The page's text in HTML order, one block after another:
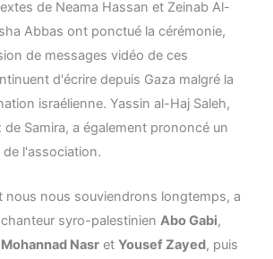
de Neama Hassan et Zeinab Al-
Abbas ont ponctué la cérémonie,
de messages vidéo de ces
d'écrire depuis Gaza malgré la
israélienne. Yassin al-Haj Saleh,
Samira, a également prononcé un
l'association.
nous nous souviendrons longtemps, a
syro-palestinien Abo Gabi,
Mohannad Nasr et Yousef Zayed, puis